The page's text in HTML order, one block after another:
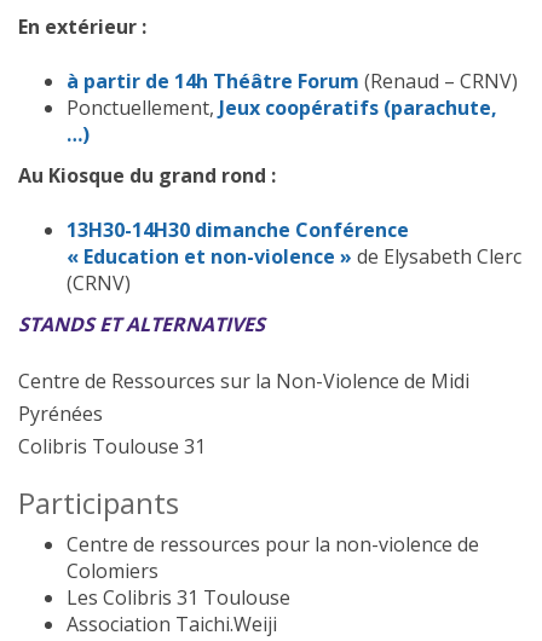
En extérieur :
à partir de 14h Théâtre Forum (Renaud – CRNV)
Ponctuellement, Jeux coopératifs (parachute,
…)
Au Kiosque du grand rond :
13H30-14H30 dimanche Conférence
« Education et non-violence » de Elysabeth Clerc
(CRNV)
STANDS ET ALTERNATIVES
Centre de Ressources sur la Non-Violence de Midi
Pyrénées
Colibris Toulouse 31
Participants
Centre de ressources pour la non-violence de
Colomiers
Les Colibris 31 Toulouse
Association Taichi.Weiji